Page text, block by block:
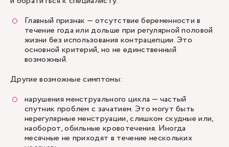
Главный признак — отсутствие беременности в
течение года или дольше при регулярной половой
жизни без использования контрацепции. Это
основной критерий, но не единственный
возможный.
Другие возможные симптомы:
нарушения менструального цикла — частый
спутник проблем с зачатием. Это могут быть
нерегулярные менструации, слишком скудные или,
наоборот, обильные кровотечения. Иногда
месячные не приходят в течение нескольких